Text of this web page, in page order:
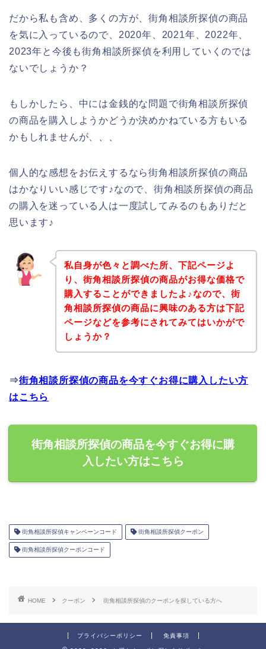
だから私も含め、多くの方が、街角相談所探偵の商品
を気に入っているので、2020年、2021年、2022年、
2023年と今後も街角相談所探偵を利用していくのでは
ないでしょうか？
もしかしたら、中には金銭的な問題で街角相談所探偵
の商品を購入しようかどうか決めかねている方もいる
かもしれませんが、、、
個人的な感想をお伝えするなら街角相談所探偵の商品
はかなりいい感じです♪なので、街角相談所探偵の商品
の購入を迷っている人は一度試してみるのもありだと
思います♪
私自身が色々と調べた所、下記ページよ
り、街角相談所探偵の商品がお得な価格で
購入することができましたよ♪なので、街
角相談所探偵の商品に興味のある方は下記
ページなどを参考にされてみてはいかがで
しょうか？
⇒街角相談所探偵の商品を今すぐお得に購入したい方
はこちら
街角相談所探偵の商品を今すぐお得に購
入したい方はこちら
街角相談所探偵キャンペーンコード 街角相談所探偵クーポン
街角相談所探偵クーポンコード
HOME クーポン 街角相談所探偵のクーポンを探している方へ
プライバシーポリシー 免責事項